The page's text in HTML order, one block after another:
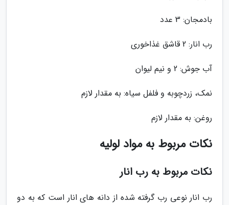
بادمجان: 3 عدد
رب انار: 2 قاشق غذاخوری
آب جوش: 2 و نیم لیوان
نمک، زردچوبه و فلفل سیاه: به مقدار لازم
روغن: به مقدار لازم
نکات مربوط به مواد لولیه
نکات مربوط به رب انار
رب انار نوعی رب گرفته شده از دانه های انار است که به دو